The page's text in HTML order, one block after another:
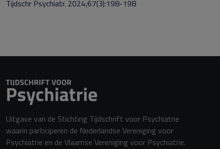
Tijdschr Psychiatr. 2024;67(3):198-198
Uitgave van de Stichting Tijdschrift voor Psychiatrie
waarin participeren de Nederlandse Vereniging voor
Psychiatrie en de Vlaamse Vereniging voor Psychiatrie.